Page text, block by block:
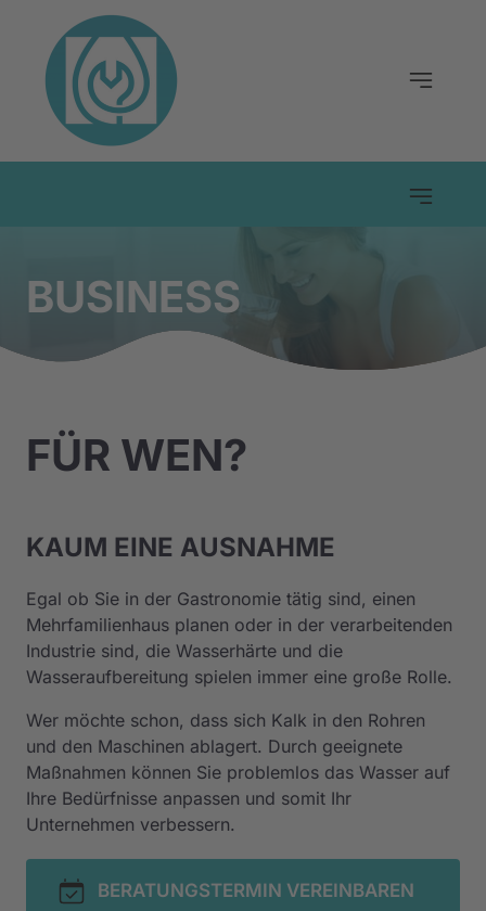
BUSINESS
FÜR WEN?
KAUM EINE AUSNAHME
Egal ob Sie in der Gastronomie tätig sind, einen
Mehrfamilienhaus planen oder in der verarbeitenden
Industrie sind, die Wasserhärte und die
Wasseraufbereitung spielen immer eine große Rolle.
Wer möchte schon, dass sich Kalk in den Rohren
und den Maschinen ablagert. Durch geeignete
Maßnahmen können Sie problemlos das Wasser auf
Ihre Bedürfnisse anpassen und somit Ihr
Unternehmen verbessern.
BERATUNGSTERMIN VEREINBAREN